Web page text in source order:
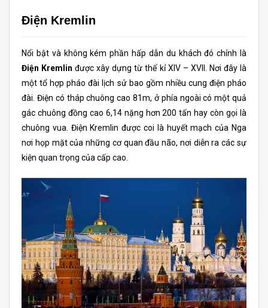
Điện Kremlin
Nổi bật và không kém phần hấp dẫn du khách đó chính là
Điện Kremlin được xây dựng từ thế kỉ XIV – XVII. Nơi đây là
một tổ hợp pháo đài lịch sử bao gồm nhiều cung điện pháo
đài. Điện có tháp chuông cao 81m, ở phía ngoài có một quả
gác chuông đồng cao 6,14 nặng hơn 200 tấn hay còn gọi là
chuông vua. Điện Kremlin được coi là huyết mạch của Nga
nơi họp mặt của những cơ quan đầu não, nơi diễn ra các sự
kiện quan trọng của cấp cao.